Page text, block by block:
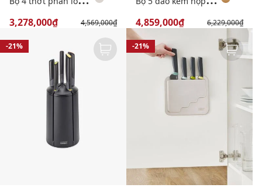
3,278,000₫ 4,569,000₫ 4,859,000₫ 6,229,000₫
-21% -21%